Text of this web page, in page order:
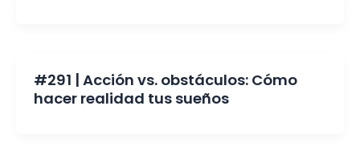
#291 | Acción vs. obstáculos: Cómo
hacer realidad tus sueños